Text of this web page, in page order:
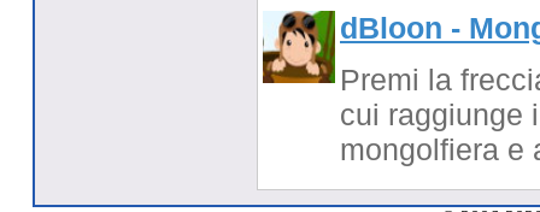
dBloon -
Premi la
cui raggiunge
mongolfiera e